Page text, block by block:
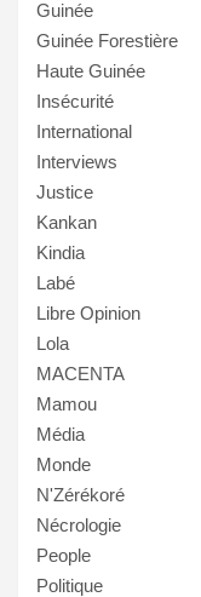
Guinée
Guinée Forestière
Haute Guinée
Insécurité
International
Interviews
Justice
Kankan
Kindia
Labé
Libre Opinion
Lola
MACENTA
Mamou
Média
Monde
N'Zérékoré
Nécrologie
People
Politique